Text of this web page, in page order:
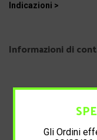
Indicazioni >
Informazioni di
Gli Ordini